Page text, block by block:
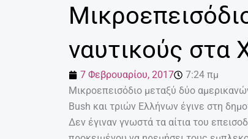
ναυτικούς στα
7 Φεβρουαρίου, 2017
7:24 πμ
Μικροεπεισόδιο μεταξύ δύο
Bush και τριών Ελλήνων έγινε στη
Δεν έγιναν γνωστά τα αίτια του